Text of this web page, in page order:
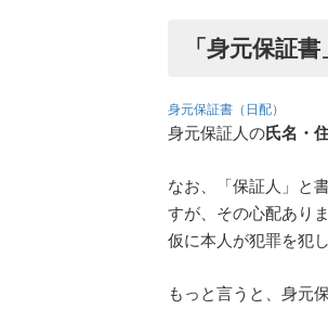
「身元保証
身元保証書（日配）
身元保証人の氏名・
なお、「保証人」と
すが、その心配ありま
仮に本人が犯罪を犯
もっと言うと、身元